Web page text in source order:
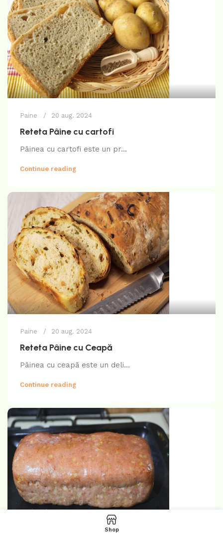
Paine 20 aug. 2024
Reteta Pâine cu cartofi
Pâinea cu cartofi este un pr...
Continue reading
Paine 20 aug. 2024
Reteta Pâine cu Ceapă
Pâinea cu ceapă este un deli...
Continue reading
Shop